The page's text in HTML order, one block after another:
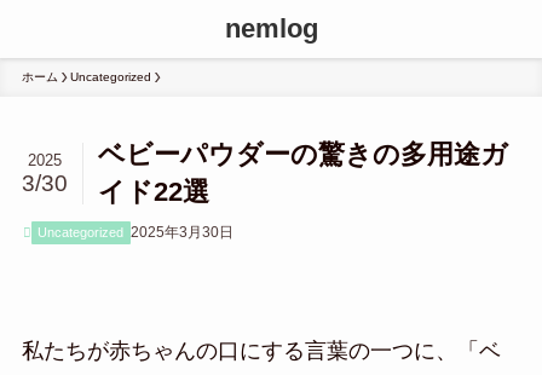
nemlog
ホーム Uncategorized
ベビーパウダーの驚きの多用途ガ
イド22選
2025
3/30
Uncategorized 2025年3月30日
私たちが赤ちゃんの口にする言葉の一つに、「ベ